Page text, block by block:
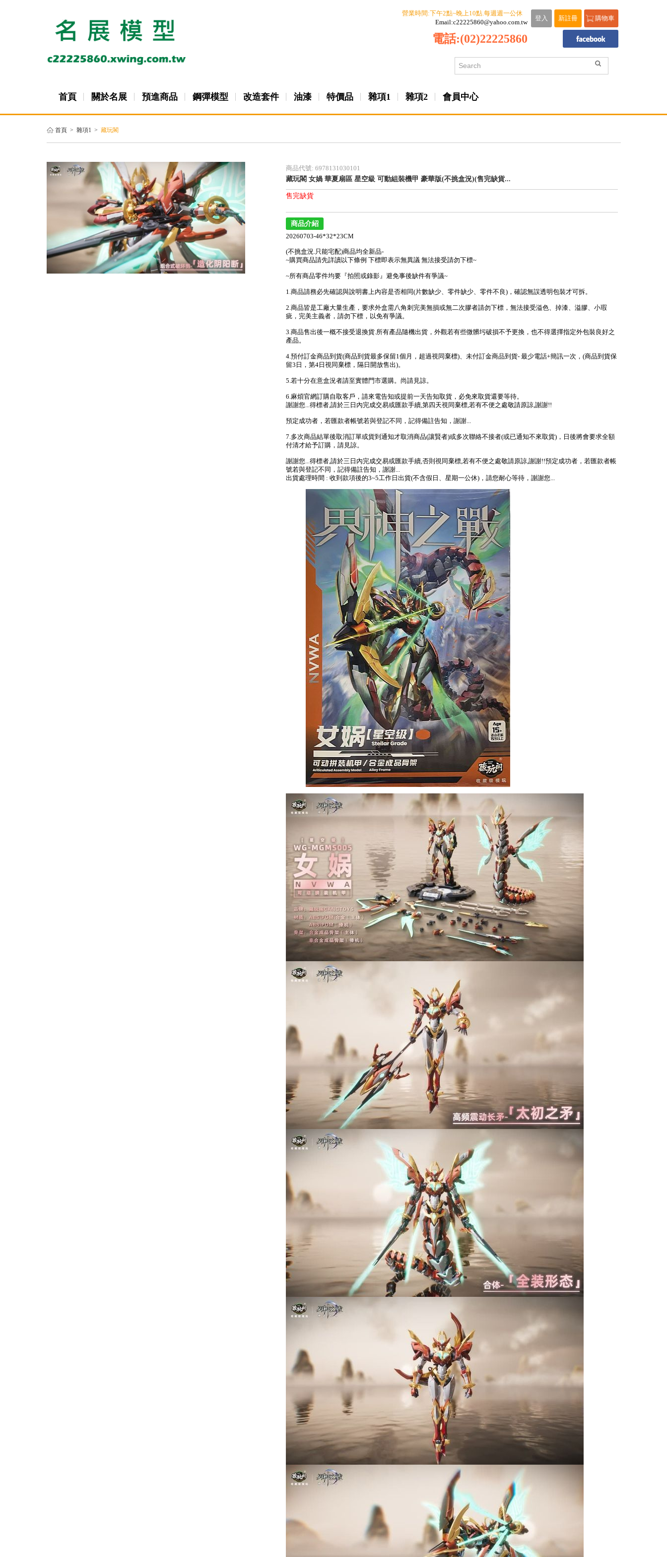
購物車
新註冊
登入
營業時間:下午2點~晚上10點.每週週一公休
Email:c22225860@yahoo.com.tw
電話:(02)22225860
首頁 關於名展 預進商品 鋼彈模型 改造套件 油漆 特價品 雜項1 雜項2 會員中心
首頁 > 雜項1 > 藏玩閣
商品代號: 6978131030101
藏玩閣 女媧 華夏扇區 星空級 可動組裝機甲 豪華版(不挑盒況)(售完缺貨...
售完缺貨
商品介紹
20260703-46*32*23CM
(不挑盒況.只能宅配)商品均全新品-
~購買商品請先詳讀以下條例 下標即表示無異議 無法接受請勿下標~
~所有商品零件均要『拍照或錄影』避免事後缺件有爭議~
1.商品請務必先確認與說明書上內容是否相同(片數缺少、零件缺少、零件不良)，確認無誤透明包裝才可拆。
2.商品皆是工廠大量生產，要求外盒需八角刺完美無損或無二次膠者請勿下標，無法接受溢色、掉漆、溢膠、小瑕
疵，完美主義者，請勿下標，以免有爭議。
3.商品售出後一概不接受退換貨.所有產品隨機出貨，外觀若有些微髒圬破損不予更換，也不得選擇指定外包裝良好之
產品。
4.預付訂金商品到貨(商品到貨最多保留1個月，超過視同棄標)、未付訂金商品到貨- 最少電話+簡訊一次，(商品到貨保
留3日，第4日視同棄標，隔日開放售出)。
5.若十分在意盒況者請至實體門市選購。尚請見諒。
6.麻煩官網訂購自取客戶，請來電告知或提前一天告知取貨，必免來取貨還要等待。
謝謝您...得標者,請於三日內完成交易或匯款手續,第四天視同棄標,若有不便之處敬請原諒,謝謝!!
預定成功者，若匯款者帳號若與登記不同，記得備註告知，謝謝...
7.多次商品結單後取消訂單或貨到通知才取消商品(讓賢者)或多次聯絡不接者(或已通知不來取貨)，日後將會要求全額
付清才給予訂購，請見諒。
謝謝您...得標者,請於三日內完成交易或匯款手續,否則視同棄標,若有不便之處敬請原諒,謝謝!!預定成功者，若匯款者帳
號若與登記不同，記得備註告知，謝謝...
出貨處理時間 : 收到款項後的3~5工作日出貨(不含假日、星期一公休)，請您耐心等待，謝謝您...